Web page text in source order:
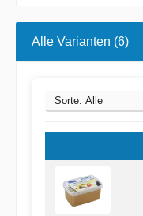
Alle Varianten (6)